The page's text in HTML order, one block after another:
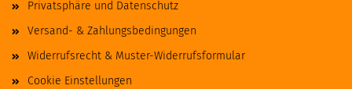
Privatsphäre und Datenschutz
Versand- & Zahlungsbedingungen
Widerrufsrecht & Muster-Widerrufsformular
Cookie Einstellungen